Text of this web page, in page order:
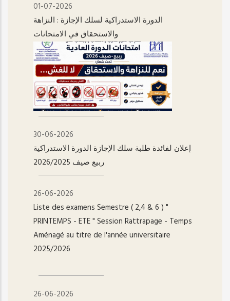
01-07-2026
الدورة الاستدراكية لسلك الإجازة : النزاهة
والاستحقاق في الامتحانات
30-06-2026
إعلان لفائدة طلبة سلك الإجازة الدورة الاستدراكية
ربيع صيف 2026/2025
26-06-2026
Liste des examens Semestre ( 2,4 & 6 ) "
PRINTEMPS - ETE " Session Rattrapage - Temps
Aménagé au titre de l'année universitaire
2025/2026
26-06-2026